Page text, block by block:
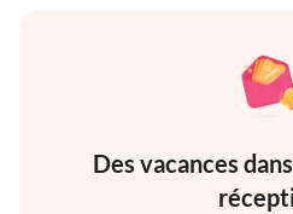
Des vacances